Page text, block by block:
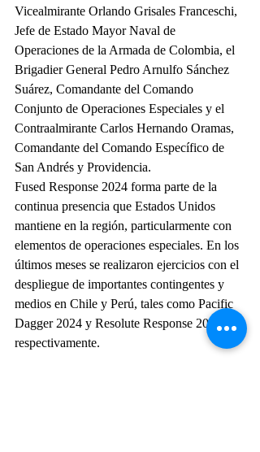
Vicealmirante Orlando Grisales Franceschi,
Jefe de Estado Mayor Naval de
Operaciones de la Armada de Colombia, el
Brigadier General Pedro Arnulfo Sánchez
Suárez, Comandante del Comando
Conjunto de Operaciones Especiales y el
Contraalmirante Carlos Hernando Oramas,
Comandante del Comando Específico de
San Andrés y Providencia.
Fused Response 2024 forma parte de la
continua presencia que Estados Unidos
mantiene en la región, particularmente con
elementos de operaciones especiales. En los
últimos meses se realizaron ejercicios con el
despliegue de importantes contingentes y
medios en Chile y Perú, tales como Pacific
Dagger 2024 y Resolute Response 2024,
respectivamente.